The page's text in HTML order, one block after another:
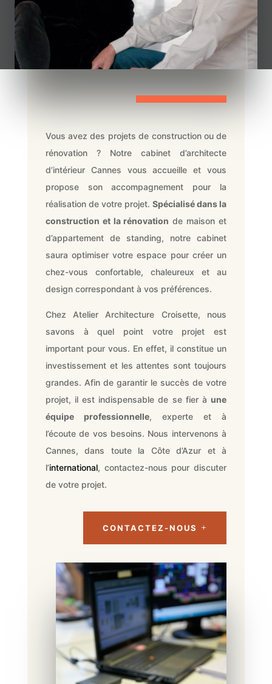
Vous avez des projets de construction ou de
rénovation ? Notre cabinet d’architecte
d’intérieur Cannes vous accueille et vous
propose son accompagnement pour la
réalisation de votre projet.Spécialisé dans la
construction et la rénovation de maison et
d’appartement de standing, notre cabinet
saura optimiser votre espace pour créer un
chez-vous confortable, chaleureux et au
design correspondant à vos préférences.
Chez Atelier Architecture Croisette, nous
savons à quel point votre projet est
important pour vous. En effet, il constitue un
investissement et les attentes sont toujours
grandes. Afin de garantir le succès de votre
projet, il est indispensable de se fier à une
équipe professionnelle, experte et à
l’écoute de vos besoins. Nous intervenons à
Cannes, dans toute la Côte d’Azur et à
l’international, contactez-nous pour discuter
de votre projet.
CONTACTEZ-NOUS